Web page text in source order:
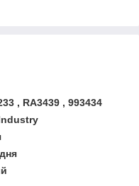
, RA3439 , 993434